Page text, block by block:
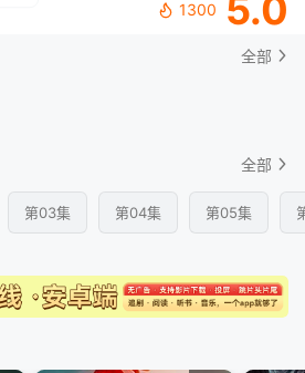
1300
全部
全部
第03集 第04集 第05集